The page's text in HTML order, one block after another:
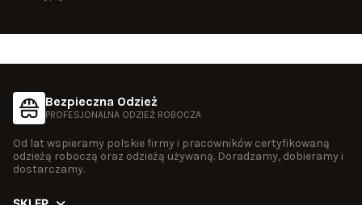
Bezpieczna Odzież
PROFESJONALNA ODZIEŻ ROBOCZA
Od lat wspieramy polskie firmy i pracowników certyfikowaną
odzieżą roboczą oraz odzieżą używaną. Doradzamy, dobieramy i
dostarczamy.